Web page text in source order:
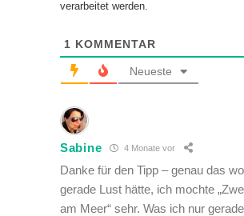
verarbeitet werden.
1 KOMMENTAR
Neueste
Sabine 4 Monate vor
Danke für den Tipp – genau das
gerade Lust hätte, ich mochte
am Meer“ sehr. Was ich nur